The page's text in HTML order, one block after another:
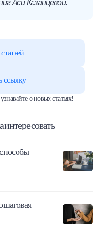
Аси Казанцевой.
ссылку
о новых статьях!